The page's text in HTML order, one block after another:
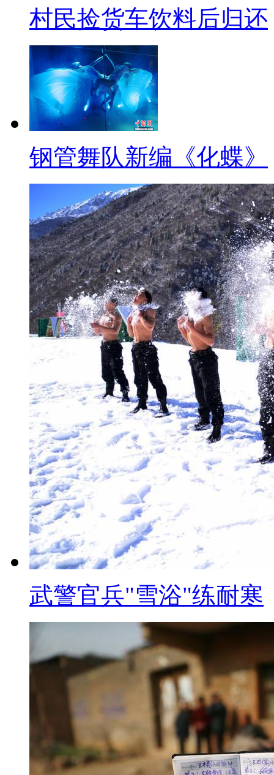
们的指责 到底是出于什么样的
【解说】随即，王银华为记
的抢票软件在抢票过程中的步骤
【现场声】某互联网公司 技
【同期】某互联网公司 技术
我们曾经粗略的算过 如果说
我们把它简化到7个步骤 而且
样算下来 平均每一次抢票 能节
【解说】12306与各类刷票软
议。 屡遭破解的局面，使得不
示，目前之所以出现众多且抢
多好，而是12306网站的购票系
问题，如果12306开放平台，引
力用于车票预约、联程票设计
软件，还是网络黄牛都没饭吃了
对于既当裁判员又当教练员铁
不愿意割肉。另外，即使是网
使12306永不崩溃，也无法保证
关心一个花费几亿的网站是否
验购票的刺激感，而是关心：
难”的问题并不会随着技术改善
三、时事每日鲜
标题：除夕高速收费难统一
【口播】：还有两周就过年
事儿就是除夕当天各地的高速
发出的声音可都不一样呢？
【解说】：今年的除夕并未
夕是否收费成了有争议的话题
村民捡货车饮料后归还
钢管舞队新编《化蝶》
武警官兵"雪浴"练耐寒